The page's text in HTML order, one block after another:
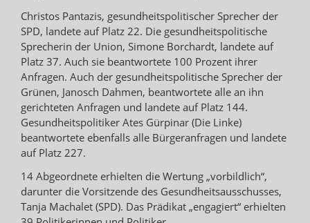
Christos Pantazis, gesundheitspolitischer Sprecher der
SPD, landete auf Platz 22. Die gesundheitspolitische
Sprecherin der Union, Simone Borchardt, landete auf
Platz 37. Auch sie beantwortete 100 Prozent ihrer
Anfragen. Auch der gesundheitspolitische Sprecher der
Grünen, Janosch Dahmen, beantwortete alle an ihn
gerichteten Anfragen und landete auf Platz 144.
Gesundheitspolitiker Ates Gürpinar (Die Linke)
beantwortete ebenfalls alle Bürgeranfragen und landete
auf Platz 227.
14 Abgeordnete erhielten die Wertung „vorbildlich“,
darunter die Vorsitzende des Gesundheitsausschusses,
Tanja Machalet (SPD). Das Prädikat „engagiert“ erhielten